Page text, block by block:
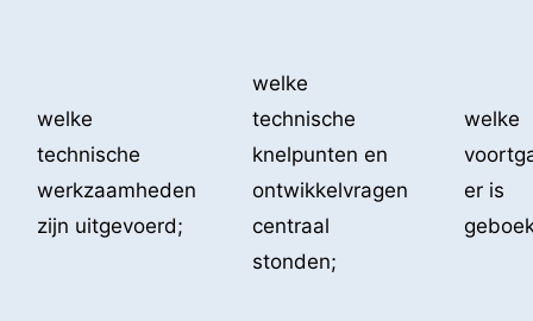
welke
technische
werkzaamheden
zijn uitgevoerd;
welke
technische
knelpunten en
ontwikkelvragen
centraal
stonden;
welke
er is